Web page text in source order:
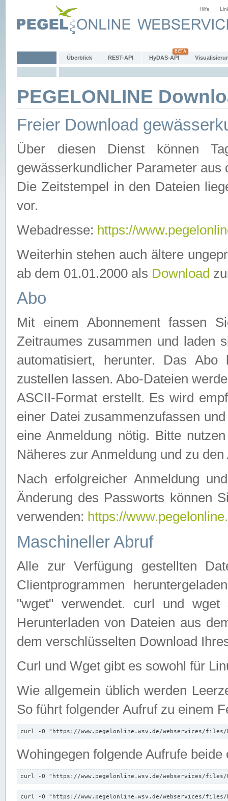
Hilfe
Überblick REST-API HyDAS-API
PEGELONLINE
Freier Download
Über diesen Dienst können
gewässerkundlicher Parameter aus
Die Zeitstempel in den Dateien
vor.
Webadresse: https://
Weiterhin stehen auch ältere
ab dem 01.01.2000 als Download
Abo
Mit einem Abonnement fassen
Zeitraumes zusammen und laden
automatisiert, herunter. Das
zustellen lassen. Abo-Dateien
ASCII-Format erstellt. Es wird
einer Datei zusammenzufassen
eine Anmeldung nötig. Bitte
Näheres zur Anmeldung und zu
Nach erfolgreicher Anmeldung
Änderung des Passworts können
verwenden: https://
Maschineller Abruf
Alle zur Verfügung gestellten
Clientprogrammen
"wget" verwendet. curl und wget
Herunterladen von Dateien aus
dem verschlüsselten Download
Curl und Wget gibt es sowohl für
Wie allgemein üblich werden
So führt folgender Aufruf zu einem
curl -O "https://www.pegelonline.wsv.de/webservices/files/
Wohingegen folgende Aufrufe beide
curl -O "https://www.pegelonline.wsv.de/webservices/files/
curl -O "https://www.pegelonline.wsv.de/webservices/files/